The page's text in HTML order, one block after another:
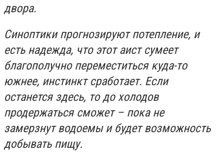
двора.
Синоптики прогнозируют потепление, и
есть надежда, что этот аист сумеет
благополучно переместиться куда-то
южнее, инстинкт сработает. Если
останется здесь, то до холодов
продержаться сможет – пока не
замерзнут водоемы и будет возможность
добывать пищу.